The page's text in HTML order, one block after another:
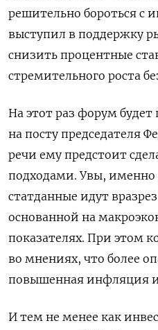
решительно бороться с
выступил в поддержку
снизить процентные
стремительного роста
На этот раз форум
на посту председателя
речи ему предстоит
подходами. Увы, именно
статданные идут
основанной на
показателях. При этом
во мнениях, что более
повышенная инфляция
И тем не менее как